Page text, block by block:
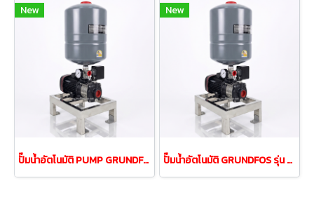
New
ปั๊มน้ำอัตโนมัติ PUMP GRUNDFOS รุ่นCMB 3-37PT 0.37w
New
ปั๊มน้ำอัตโนมัติ GRUNDFOS รุ่น CMB 5-46PT กำลัง 900 วัตต์